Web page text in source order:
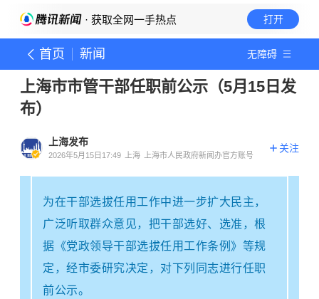
· 获取全网一手热点 打开
首页 新闻 无障碍
上海市市管干部任职前公示（5月15日发
布）
上海发布
2026年5月15日17:49 上海 上海市人民政府新闻办官方账号
关注
为在干部选拔任用工作中进一步扩大民主，
广泛听取群众意见，把干部选好、选准，根
据《党政领导干部选拔任用工作条例》等规
定，经市委研究决定，对下列同志进行任职
前公示。